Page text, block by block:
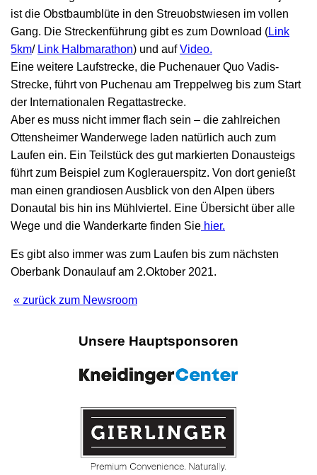
ist die Obstbaumblüte in den Streuobstwiesen im vollen
Gang. Die Streckenführung gibt es zum Download (Link
5km/ Link Halbmarathon) und aufVideo.
Eine weitere Laufstrecke, die Puchenauer Quo Vadis-
Strecke, führt von Puchenau am Treppelweg bis zum Start
der Internationalen Regattastrecke.
Aber es muss nicht immer flach sein – die zahlreichen
Ottensheimer Wanderwege laden natürlich auch zum
Laufen ein. Ein Teilstück des gut markierten Donausteigs
führt zum Beispiel zum Koglerauerspitz. Von dort genießt
man einen grandiosen Ausblick von den Alpen übers
Donautal bis hin ins Mühlviertel. Eine Übersicht über alle
Wege und die Wanderkarte finden Sie hier.
Es gibt also immer was zum Laufen bis zum nächsten
Oberbank Donaulauf am 2.Oktober 2021.
« zurück zum Newsroom
Unsere Hauptsponsoren